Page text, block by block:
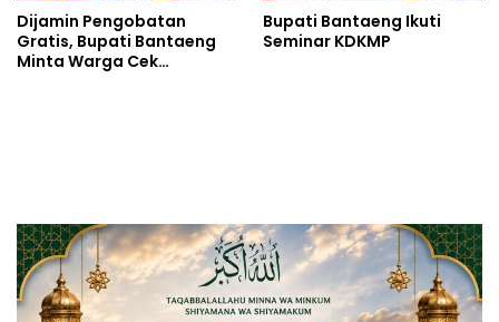
Dijamin Pengobatan
Gratis, Bupati Bantaeng
Minta Warga Cek
Bupati Bantaeng Ikuti
Seminar KDKMP